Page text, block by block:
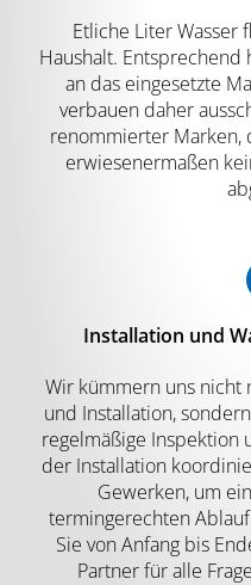
Etliche Liter Wasser
Haushalt.
an das eingesetzte
verbauen daher
renommierter Marken,
erwiesenermaßen
Installation und
Wir kümmern uns nicht
und Installation,
regelmäßige Inspektion
der Installation
Gewerken, um
termingerechten
Sie von Anfang bis
Partner für alle